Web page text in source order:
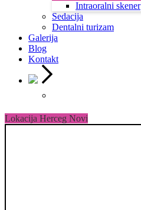
Intraoralni skener
Sedacija
Dentalni turizam
Galerija
Blog
Kontakt
Lokacija Herceg Novi